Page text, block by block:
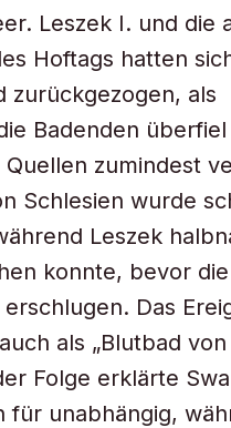
Leszek I. und die
Hoftags hatten
zurückgezogen, als
Badenden überfiel
Quellen zumindest
Schlesien wurde
Leszek
konnte, bevor die
Das
als „Blutbad von
Folge erklärte
für unabhängig,